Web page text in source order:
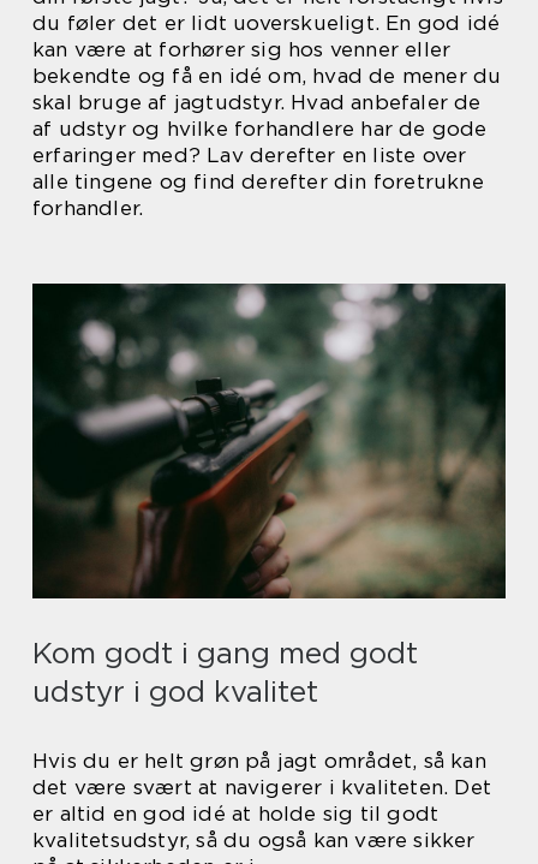
du føler det er lidt uoverskueligt. En god idé
kan være at forhører sig hos venner eller
bekendte og få en idé om, hvad de mener du
skal bruge af jagtudstyr. Hvad anbefaler de
af udstyr og hvilke forhandlere har de gode
erfaringer med? Lav derefter en liste over
alle tingene og find derefter din foretrukne
forhandler.
Kom godt i gang med godt
udstyr i god kvalitet
Hvis du er helt grøn på jagt området, så kan
det være svært at navigerer i kvaliteten. Det
er altid en god idé at holde sig til godt
kvalitetsudstyr, så du også kan være sikker